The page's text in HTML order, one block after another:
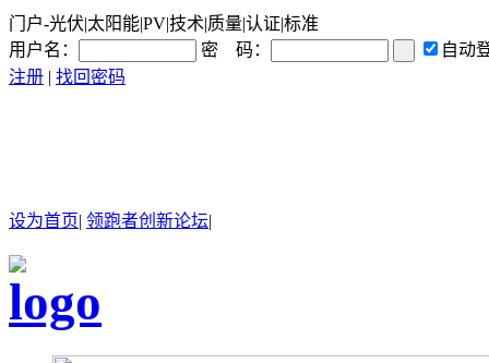
门户-光伏|太阳能|PV|技术|质量|认证|标准
用户名：
密 码：
自动
注册 | 找回密码
设为首页| 领跑者创新论坛|